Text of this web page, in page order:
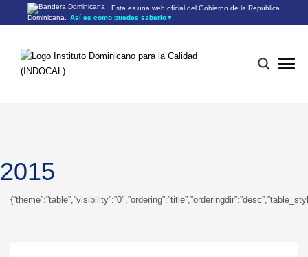
Esta es una web oficial del Gobierno de la República
Dominicana.
Así es como puedes saberlo▼
Los sitios web oficiales utilizan .gob.do o .gov.do
Los sitios web oficiales .gob.do o .gov.do seguros utilizan
HTTPS
2015